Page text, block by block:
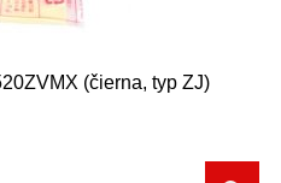
(čierna, typ ZJ)